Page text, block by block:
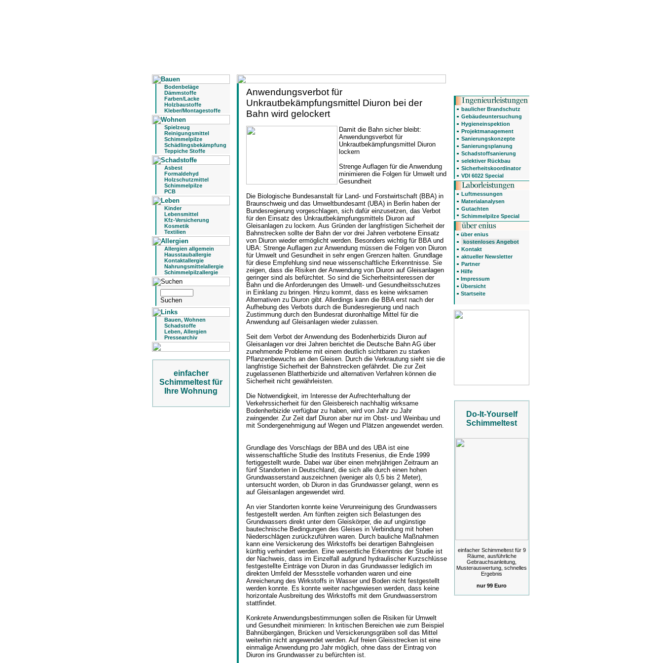
Bodenbeläge
Dämmstoffe
Farben/Lacke
Holzbaustoffe
Kleber/Montagestoffe
Spielzeug
Reinigungsmittel
Schimmelpilze
Schädlingsbekämpfung
Teppiche Stoffe
Asbest
Formaldehyd
Holzschutzmittel
Schimmelpilze
PCB
Kinder
Lebensmittel
Kfz-Versicherung
Kosmetik
Textilien
Allergien allgemein
Hausstauballergie
Kontaktallergie
Nahrungsmittelallergie
Schimmelpilzallergie
Bauen, Wohnen
Schadstoffe
Leben, Allergien
Pressearchiv
einfacher
Schimmeltest für
Ihre Wohnung
Anwendungsverbot für
Unkrautbekämpfungsmittel Diuron bei der
Bahn wird gelockert
Damit die Bahn sicher bleibt:
Anwendungsverbot für
Unkrautbekämpfungsmittel Diuron
lockern
Strenge Auflagen für die Anwendung
minimieren die Folgen für Umwelt und
Gesundheit
Die Biologische Bundesanstalt für Land- und Forstwirtschaft (BBA) in
Braunschweig und das Umweltbundesamt (UBA) in Berlin haben der
Bundesregierung vorgeschlagen, sich dafür einzusetzen, das Verbot
für den Einsatz des Unkrautbekämpfungsmittels Diuron auf
Gleisanlagen zu lockern. Aus Gründen der langfristigen Sicherheit der
Bahnstrecken sollte der Bahn der vor drei Jahren verbotene Einsatz
von Diuron wieder ermöglicht werden. Besonders wichtig für BBA und
UBA: Strenge Auflagen zur Anwendung müssen die Folgen von Diuron
für Umwelt und Gesundheit in sehr engen Grenzen halten. Grundlage
für diese Empfehlung sind neue wissenschaftliche Erkenntnisse. Sie
zeigen, dass die Risiken der Anwendung von Diuron auf Gleisanlagen
geringer sind als befürchtet. So sind die Sicherheitsinteressen der
Bahn und die Anforderungen des Umwelt- und Gesundheitsschutzes
in Einklang zu bringen. Hinzu kommt, dass es keine wirksamen
Alternativen zu Diuron gibt. Allerdings kann die BBA erst nach der
Aufhebung des Verbots durch die Bundesregierung und nach
Zustimmung durch den Bundesrat diuronhaltige Mittel für die
Anwendung auf Gleisanlagen wieder zulassen.
Seit dem Verbot der Anwendung des Bodenherbizids Diuron auf
Gleisanlagen vor drei Jahren berichtet die Deutsche Bahn AG über
zunehmende Probleme mit einem deutlich sichtbaren zu starken
Pflanzenbewuchs an den Gleisen. Durch die Verkrautung sieht sie die
langfristige Sicherheit der Bahnstrecken gefährdet. Die zur Zeit
zugelassenen Blattherbizide und alternativen Verfahren können die
Sicherheit nicht gewährleisten.
Die Notwendigkeit, im Interesse der Aufrechterhaltung der
Verkehrssicherheit für den Gleisbereich nachhaltig wirksame
Bodenherbizide verfügbar zu haben, wird von Jahr zu Jahr
zwingender. Zur Zeit darf Diuron aber nur im Obst- und Weinbau und
mit Sondergenehmigung auf Wegen und Plätzen angewendet werden.
Grundlage des Vorschlags der BBA und des UBA ist eine
wissenschaftliche Studie des Instituts Fresenius, die Ende 1999
fertiggestellt wurde. Dabei war über einen mehrjährigen Zeitraum an
fünf Standorten in Deutschland, die sich alle durch einen hohen
Grundwasserstand auszeichnen (weniger als 0,5 bis 2 Meter),
untersucht worden, ob Diuron in das Grundwasser gelangt, wenn es
auf Gleisanlagen angewendet wird.
An vier Standorten konnte keine Verunreinigung des Grundwassers
festgestellt werden. Am fünften zeigten sich Belastungen des
Grundwassers direkt unter dem Gleiskörper, die auf ungünstige
bautechnische Bedingungen des Gleises in Verbindung mit hohen
Niederschlägen zurückzuführen waren. Durch bauliche Maßnahmen
kann eine Versickerung des Wirkstoffs bei derartigen Bahngleisen
künftig verhindert werden. Eine wesentliche Erkenntnis der Studie ist
der Nachweis, dass im Einzelfall aufgrund hydraulischer Kurzschlüsse
festgestellte Einträge von Diuron in das Grundwasser lediglich im
direkten Umfeld der Messstelle vorhanden waren und eine
Anreicherung des Wirkstoffs in Wasser und Boden nicht festgestellt
werden konnte. Es konnte weiter nachgewiesen werden, dass keine
horizontale Ausbreitung des Wirkstoffs mit dem Grundwasserstrom
stattfindet.
Konkrete Anwendungsbestimmungen sollen die Risiken für Umwelt
und Gesundheit minimieren: In kritischen Bereichen wie zum Beispiel
Bahnübergängen, Brücken und Versickerungsgräben soll das Mittel
weiterhin nicht angewendet werden. Auf freien Gleisstrecken ist eine
einmalige Anwendung pro Jahr möglich, ohne dass der Eintrag von
Diuron ins Grundwasser zu befürchten ist.
baulicher Brandschutz
Gebäudeuntersuchung
Hygieneinspektion
Projektmanagement
Sanierungskonzepte
Sanierungsplanung
Schadstoffsanierung
selektiver Rückbau
Sicherheitskoordinator
VDI 6022 Special
Luftmessungen
Materialanalysen
Gutachten
Schimmelpilze Special
über enius
kostenloses Angebot
Kontakt
aktueller Newsletter
Partner
Hilfe
Impressum
Übersicht
Startseite
Do-It-Yourself
Schimmeltest
einfacher Schimmeltest für 9
Räume, ausführliche
Gebrauchsanleitung,
Musterauswertung, schnelles
Ergebnis
nur 99 Euro